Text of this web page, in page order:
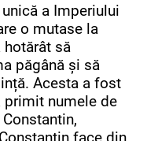
a Imperiului
o mutase la
să
păgână și să
Acesta a fost
primit numele de
face din